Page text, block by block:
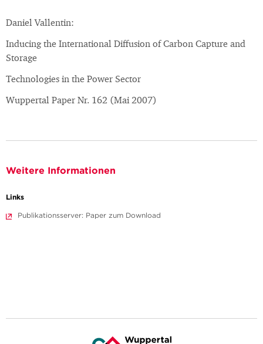
Daniel Vallentin:
Inducing the International Diffusion of Carbon Capture and
Storage
Technologies in the Power Sector
Wuppertal Paper Nr. 162 (Mai 2007)
Weitere Informationen
Links
Publikationsserver: Paper zum Download